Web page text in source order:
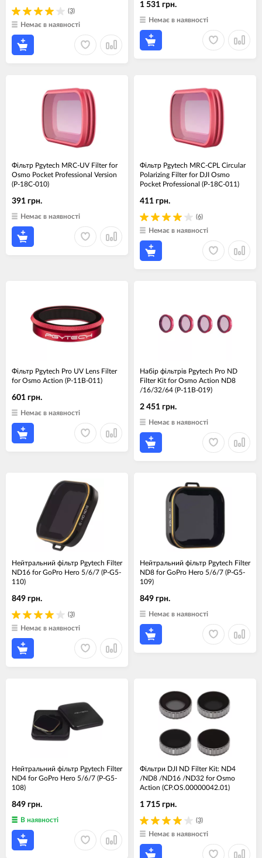
(3)
Немає в наявності
1 531 грн.
Немає в наявності
Фільтр Pgytech MRC-UV Filter for
Osmo Pocket Professional Version
(P-18C-010)
391 грн.
Немає в наявності
Фільтр Pgytech MRC-CPL Circular
Polarizing Filter for DJI Osmo
Pocket Professional (P-18C-011)
(6)
411 грн.
Немає в наявності
Фільтр Pgytech Pro UV Lens Filter
for Osmo Action (P-11B-011)
601 грн.
Немає в наявності
Набір фільтрів Pgytech Pro ND
Filter Kit for Osmo Action ND8
/16/32/64 (P-11B-019)
2 451 грн.
Немає в наявності
Нейтральний фільтр Pgytech Filter
ND16 for GoPro Hero 5/6/7 (P-G5-
110)
(3)
849 грн.
Немає в наявності
Нейтральний фільтр Pgytech Filter
ND8 for GoPro Hero 5/6/7 (P-G5-
109)
849 грн.
Немає в наявності
Нейтральний фільтр Pgytech Filter
ND4 for GoPro Hero 5/6/7 (P-G5-
108)
849 грн.
В наявності
Фільтри DJI ND Filter Kit: ND4
/ND8 /ND16 /ND32 for Osmo
Action (CP.OS.00000042.01)
(3)
1 715 грн.
Немає в наявності